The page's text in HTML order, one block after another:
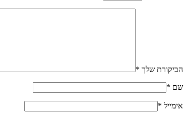
הביקורת שלך *
שם *
אימייל *